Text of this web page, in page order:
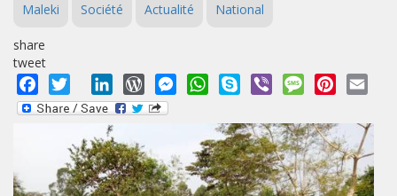
Maleki Société Actualité National
share
tweet
Facebook
Twitter LinkedInWordPressMessengerWhatsApp
Skype Viber MessagePinterest